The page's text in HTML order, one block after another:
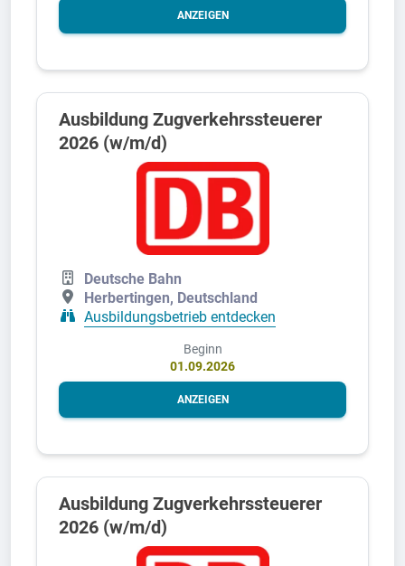
ANZEIGEN
Ausbildung Zugverkehrssteuerer
2026 (w/m/d)
Deutsche Bahn
Herbertingen, Deutschland
Ausbildungsbetrieb entdecken
Beginn
01.09.2026
ANZEIGEN
Ausbildung Zugverkehrssteuerer
2026 (w/m/d)